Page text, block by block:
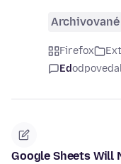
Archivované
Firefox
Ed
Google Sheets Will